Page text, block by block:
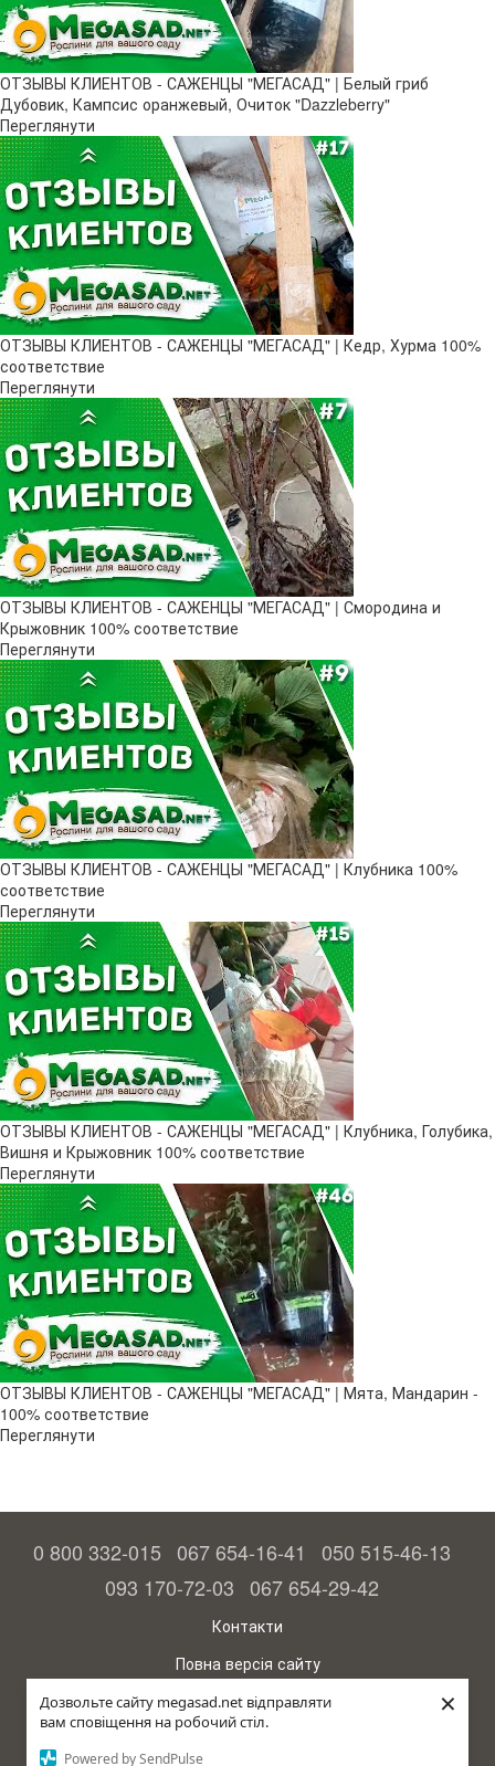
Дозвольте сайту megasad.net відправляти
вам сповіщення на робочий стіл.
Powered by SendPulse
×
ОТЗЫВЫ КЛИЕНТОВ - САЖЕНЦЫ "МЕГАСАД" | Белый гриб
Дубовик, Кампсис оранжевый, Очиток "Dazzleberry"
Переглянути
ОТЗЫВЫ КЛИЕНТОВ - САЖЕНЦЫ "МЕГАСАД" | Кедр, Хурма 100%
соответствие
Переглянути
ОТЗЫВЫ КЛИЕНТОВ - САЖЕНЦЫ "МЕГАСАД" | Смородина и
Крыжовник 100% соответствие
Переглянути
ОТЗЫВЫ КЛИЕНТОВ - САЖЕНЦЫ "МЕГАСАД" | Клубника 100%
соответствие
Переглянути
ОТЗЫВЫ КЛИЕНТОВ - САЖЕНЦЫ "МЕГАСАД" | Клубника, Голубика,
Вишня и Крыжовник 100% соответствие
Переглянути
ОТЗЫВЫ КЛИЕНТОВ - САЖЕНЦЫ "МЕГАСАД" | Мята, Мандарин -
100% соответствие
Переглянути
0 800 332-015 067 654-16-41
050 515-46-13
093 170-72-03 067 654-29-42
Контакти
Повна версія сайту
© 2015—2026
Megasad – гарантія високого врожаю